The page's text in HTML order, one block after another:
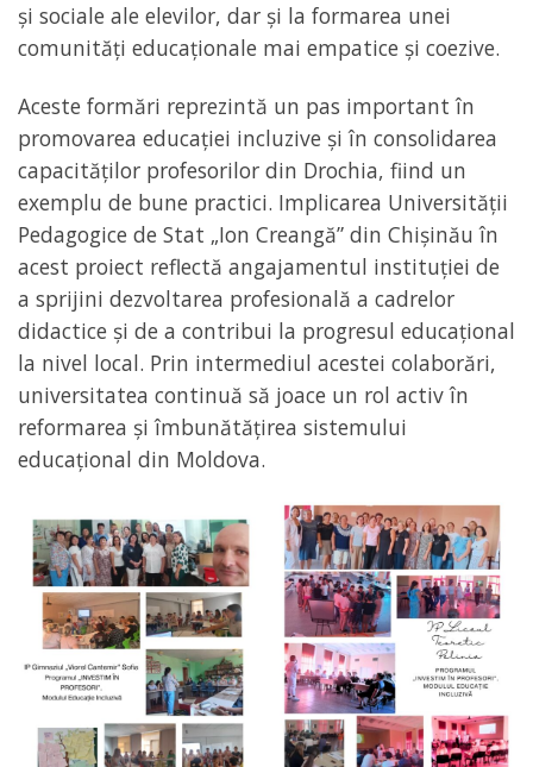
și sociale ale elevilor, dar și la formarea unei
comunități educaționale mai empatice și coezive.
Aceste formări reprezintă un pas important în
promovarea educației incluzive și în consolidarea
capacităților profesorilor din Drochia, fiind un
exemplu de bune practici. Implicarea Universității
Pedagogice de Stat „Ion Creangă” din Chișinău în
acest proiect reflectă angajamentul instituției de
a sprijini dezvoltarea profesională a cadrelor
didactice și de a contribui la progresul educațional
la nivel local. Prin intermediul acestei colaborări,
universitatea continuă să joace un rol activ în
reformarea și îmbunătățirea sistemului
educațional din Moldova.